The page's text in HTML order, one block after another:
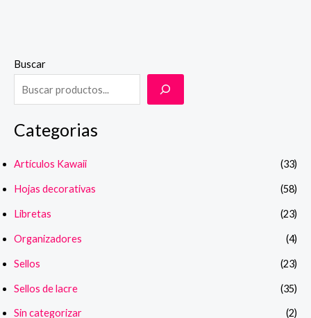
Buscar
Categorias
Artículos Kawaii (33)
Hojas decorativas (58)
Libretas (23)
Organizadores (4)
Sellos (23)
Sellos de lacre (35)
Sin categorizar (2)